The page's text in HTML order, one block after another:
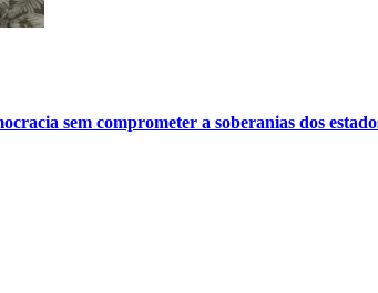
sem comprometer a soberanias dos